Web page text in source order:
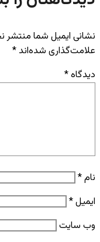
نشانی ایمیل شما منتشر
علامت‌گذاری شده‌اند *
دیدگاه*
نام*
ایمیل*
وب‌ سایت